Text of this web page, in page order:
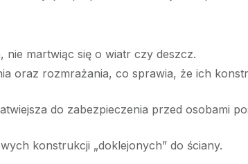
martwiąc się o wiatr czy deszcz.
oraz rozmrażania, co sprawia, że ich
do zabezpieczenia przed osobami
konstrukcji „doklejonych” do ściany.